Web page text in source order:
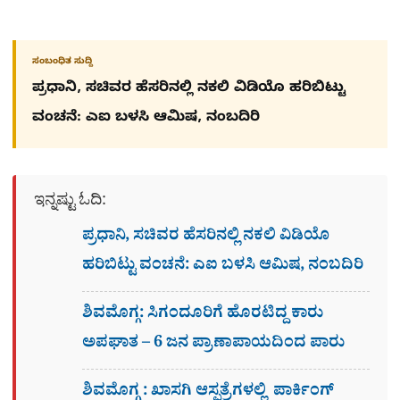
ಸಂಬಂಧಿತ ಸುದ್ದಿ
ಪ್ರಧಾನಿ, ಸಚಿವರ ಹೆಸರಿನಲ್ಲಿ ನಕಲಿ ವಿಡಿಯೊ ಹರಿಬಿಟ್ಟು
ವಂಚನೆ: ಎಐ ಬಳಸಿ ಆಮಿಷ, ನಂಬದಿರಿ
ಇನ್ನಷ್ಟು ಓದಿ:
ಪ್ರಧಾನಿ, ಸಚಿವರ ಹೆಸರಿನಲ್ಲಿ ನಕಲಿ ವಿಡಿಯೊ
ಹರಿಬಿಟ್ಟು ವಂಚನೆ: ಎಐ ಬಳಸಿ ಆಮಿಷ, ನಂಬದಿರಿ
ಶಿವಮೊಗ್ಗ: ಸಿಗಂದೂರಿಗೆ ಹೊರಟಿದ್ದ ಕಾರು
ಅಪಘಾತ – 6 ಜನ ಪ್ರಾಣಾಪಾಯದಿಂದ ಪಾರು
ಶಿವಮೊಗ್ಗ : ಖಾಸಗಿ ಆಸ್ಪತ್ರೆಗಳಲ್ಲಿ ಪಾರ್ಕಿಂಗ್​